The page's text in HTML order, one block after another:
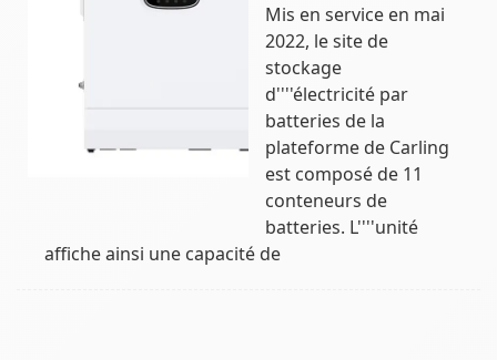
Mis en service en mai
2022, le site de
stockage
d''''électricité par
batteries de la
plateforme de Carling
est composé de 11
conteneurs de
batteries. L''''unité
affiche ainsi une capacité de